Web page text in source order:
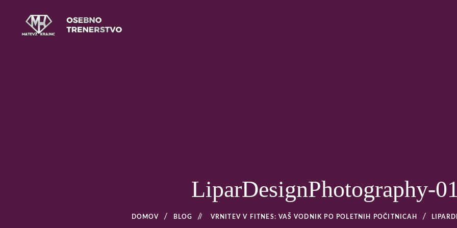
content
LiparDesignPhotography-
DOMOV BLOG / VRNITEV V FITNES: VAŠ VODNIK PO POLETNIH POČITNICAH